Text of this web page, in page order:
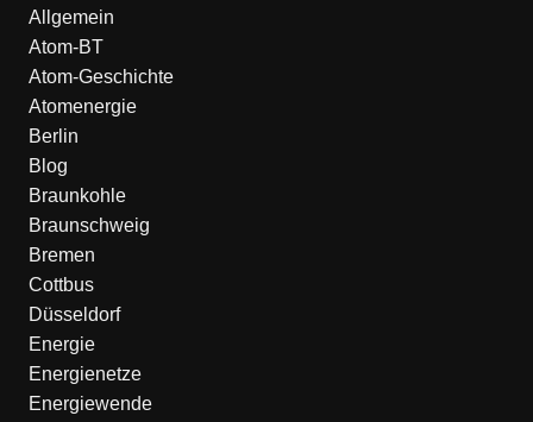
Allgemein
Atom-BT
Atom-Geschichte
Atomenergie
Berlin
Blog
Braunkohle
Braunschweig
Bremen
Cottbus
Düsseldorf
Energie
Energienetze
Energiewende